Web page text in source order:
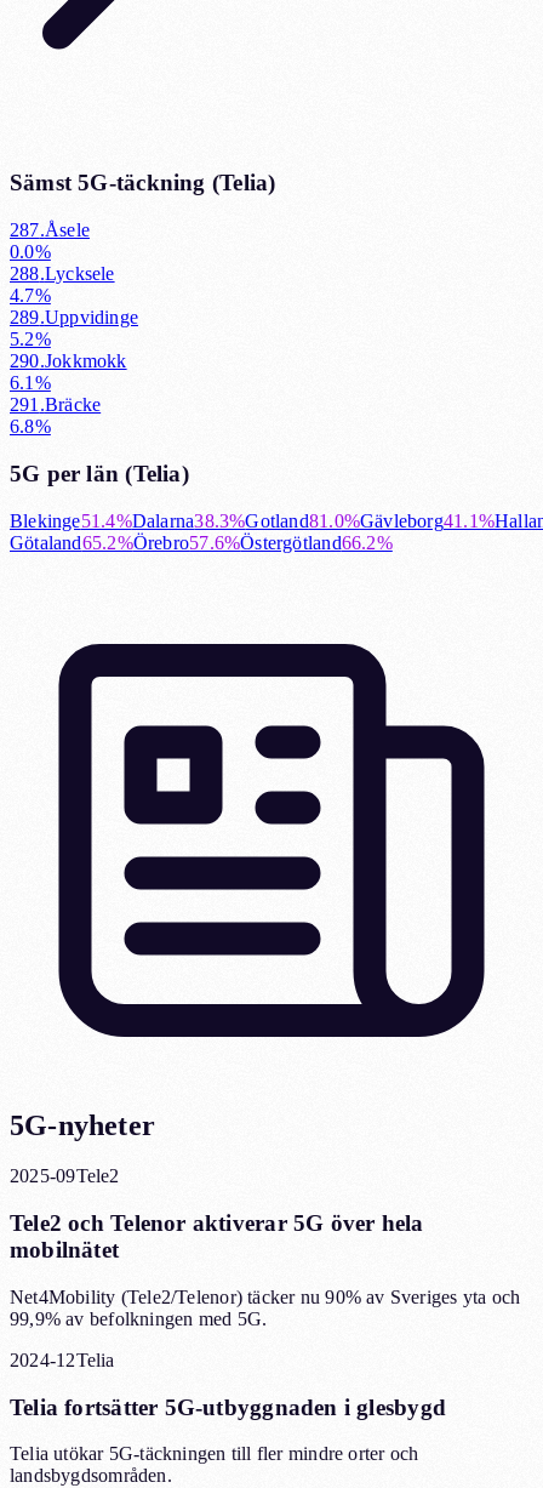
Sämst 5G-täckning (Telia)
287.Åsele
0.0%
288.Lycksele
4.7%
289.Uppvidinge
5.2%
290.Jokkmokk
6.1%
291 .Bräcke
6.8%
5G per län (Telia)
Blekinge51.4%Dalarna38.3%Gotland81.0%Gävleborg41.1%
Götaland65.2%Örebro57.6%Östergötland66.2%
5G-nyheter
2025-09Tele2
Tele2 och Telenor aktiverar 5G över hela
mobilnätet
Net4Mobility (Tele2/Telenor) täcker nu 90% av Sveriges yta och
99,9% av befolkningen med 5G.
2024-12Telia
Telia fortsätter 5G-utbyggnaden i glesbygd
Telia utökar 5G-täckningen till fler mindre orter och
landsbygdsområden.